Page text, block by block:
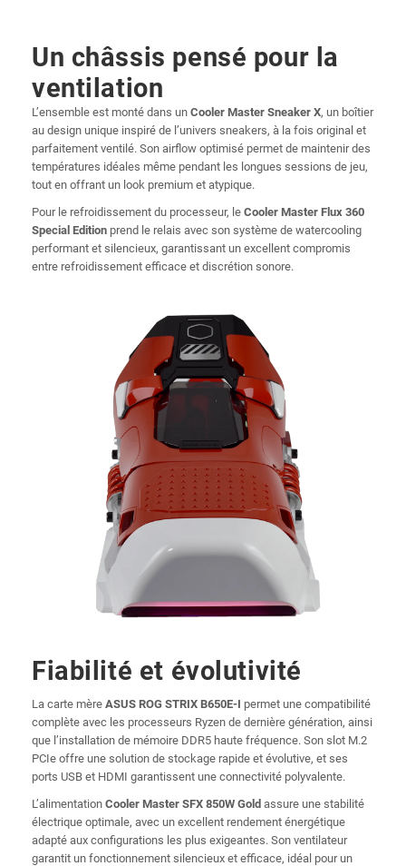
Un châssis pensé pour la
ventilation
L’ensemble est monté dans un Cooler Master Sneaker X, un boîtier
au design unique inspiré de l’univers sneakers, à la fois original et
parfaitement ventilé. Son airflow optimisé permet de maintenir des
températures idéales même pendant les longues sessions de jeu,
tout en offrant un look premium et atypique.
Pour le refroidissement du processeur, le Cooler Master Flux 360
Special Edition prend le relais avec son système de watercooling
performant et silencieux, garantissant un excellent compromis
entre refroidissement efficace et discrétion sonore.
Fiabilité et évolutivité
La carte mère ASUS ROG STRIX B650E-I permet une compatibilité
complète avec les processeurs Ryzen de dernière génération, ainsi
que l’installation de mémoire DDR5 haute fréquence. Son slot M.2
PCIe offre une solution de stockage rapide et évolutive, et ses
ports USB et HDMI garantissent une connectivité polyvalente.
L’alimentation Cooler Master SFX 850W Gold assure une stabilité
électrique optimale, avec un excellent rendement énergétique
adapté aux configurations les plus exigeantes. Son ventilateur
garantit un fonctionnement silencieux et efficace, idéal pour un